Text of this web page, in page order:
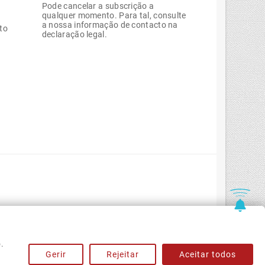
Pode cancelar a subscrição a
qualquer momento. Para tal, consulte
a nossa informação de contacto na
declaração legal.
Gerir
Rejeitar Aceitar todos